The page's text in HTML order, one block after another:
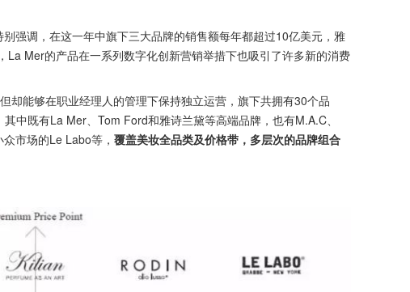
强调，在这一年中旗下三大品牌的销售额每年都超过10亿美元，雅
Mer的产品在一系列数字化创新营销举措下也吸引了许多新的消费
却能够在职业经理人的管理下保持独立运营，旗下共拥有30个品
中既有La Mer、Tom Ford和雅诗兰黛等高端品牌，也有M.A.C、
市场的Le Labo等， 覆盖美妆全品类及价格带，多层次的品牌组合